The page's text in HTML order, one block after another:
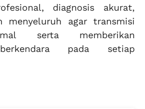
diagnosis akurat,
menyeluruh agar transmisi
serta memberikan
pada setiap